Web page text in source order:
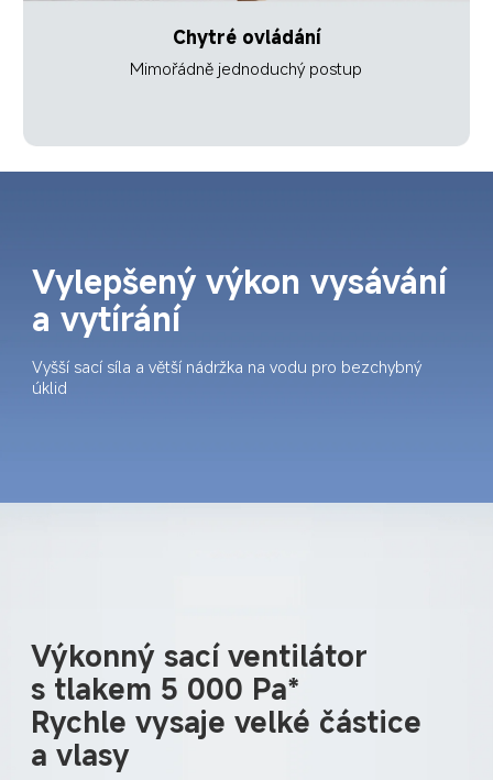
Chytré ovládání
Mimořádně jednoduchý postup
Vylepšený výkon vysávání
a vytírání
Vyšší sací síla a větší nádržka na vodu pro bezchybný
úklid
Výkonný sací ventilátor
s tlakem 5 000 Pa*
Rychle vysaje velké částice
a vlasy